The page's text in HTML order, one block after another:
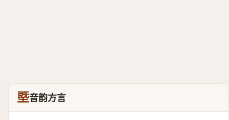
塈音韵方言